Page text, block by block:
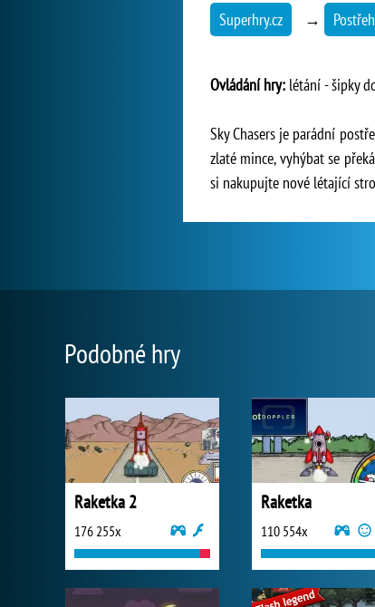
Superhry.cz →
Ovládání hry: létání - šipky
Sky Chasers je parádní
zlaté mince, vyhýbat se
si nakupujte nové létající
Podobné hry
Raketka 2
176 255x
Raketka
110 554x